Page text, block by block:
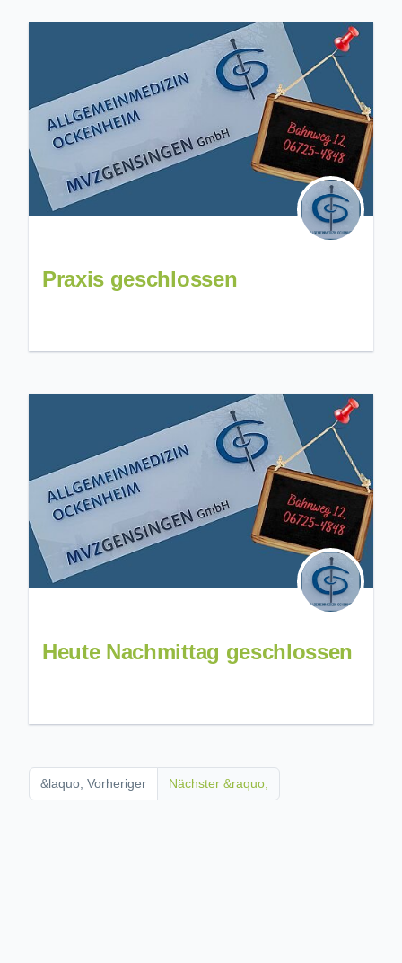
Praxis geschlossen
Heute Nachmittag geschlossen
&laquo; Vorheriger Nächster &raquo;